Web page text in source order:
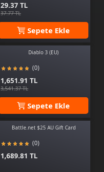
29.37 TL
37.77 TL
Sepete Ekle
Diablo 3 (EU)
(0)
1,651.91 TL
3,541.37 TL
Sepete Ekle
Battle.net $25 AU Gift Card
(0)
1,689.81 TL